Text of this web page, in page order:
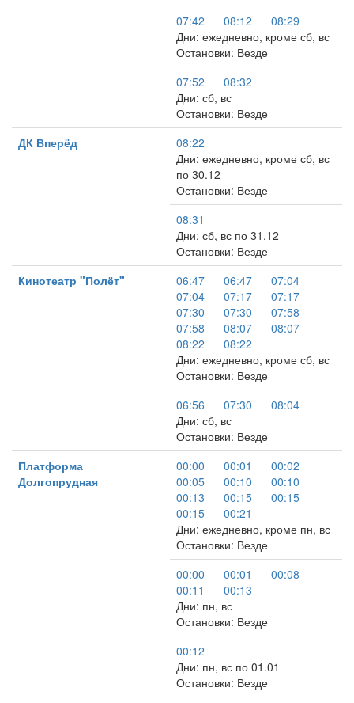
07:42
08:12
08:29
Дни: ежедневно, кроме сб, вс
Остановки: Везде
07:52
08:32
Дни: сб, вс
Остановки: Везде
ДК Вперёд
08:22
Дни: ежедневно, кроме сб, вс
по 30.12
Остановки: Везде
08:31
Дни: сб, вс по 31.12
Остановки: Везде
Кинотеатр "Полёт"
06:47 06:47
07:04
07:04
07:17
07:17
07:30
07:30
07:58
07:58
08:07
08:07
08:22
08:22
Дни: ежедневно, кроме сб, вс
Остановки: Везде
06:56
07:30
08:04
Дни: сб, вс
Остановки: Везде
Платформа
Долгопрудная
00:00 00:01
00:02
00:05
00:10
00:10
00:13
00:15
00:15
00:15
00:21
Дни: ежедневно, кроме пн, вс
Остановки: Везде
00:00
00:01
00:08
00:11
00:13
Дни: пн, вс
Остановки: Везде
00:12
Дни: пн, вс по 01.01
Остановки: Везде